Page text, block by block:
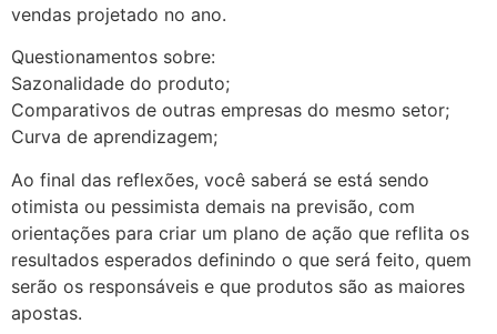
vendas projetado no ano.
Questionamentos sobre:
Sazonalidade do produto;
Comparativos de outras empresas do mesmo setor;
Curva de aprendizagem;
Ao final das reflexões, você saberá se está sendo
otimista ou pessimista demais na previsão, com
orientações para criar um plano de ação que reflita os
resultados esperados definindo o que será feito, quem
serão os responsáveis e que produtos são as maiores
apostas.